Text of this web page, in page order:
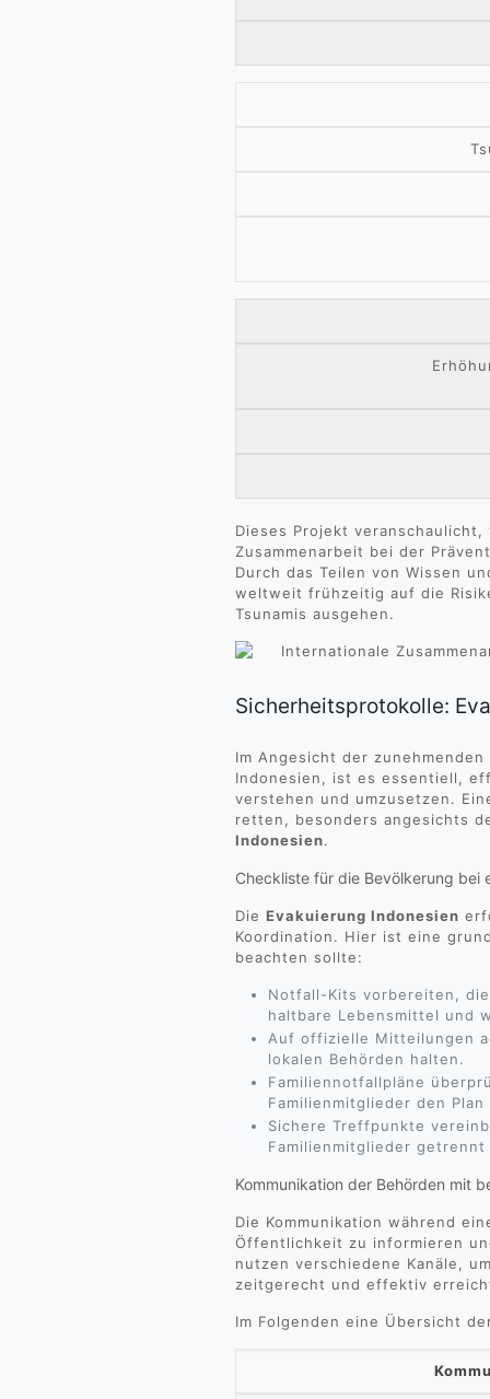
Dieses Projekt
Zusammenarbeit bei der
Durch das Teilen von Wissen
weltweit frühzeitig auf die
Tsunamis ausgehen.
Sicherheitsprotokolle:
Im Angesicht der
Indonesien, ist es essentiell,
verstehen und umzusetzen.
retten, besonders angesichts
Indonesien.
Checkliste für die Bevölkerung bei
DieEvakuierung Indonesien
Koordination. Hier ist eine
beachten sollte:
Notfall-Kits vorbereiten,
haltbare Lebensmittel und
Auf offizielle Mitteilungen
lokalen Behörden halten.
Familiennotfallpläne
Familienmitglieder den
Sichere Treffpunkte
Familienmitglieder
Kommunikation der Behörden mit
Die Kommunikation während
Öffentlichkeit zu informieren
nutzen verschiedene Kanäle,
zeitgerecht und effektiv
Im Folgenden eine Übersicht